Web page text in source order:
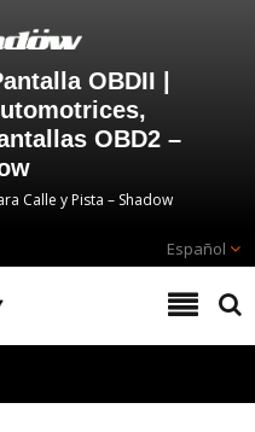
OBDII |
OBD2 –
Calle y Pista – Shadow
Español